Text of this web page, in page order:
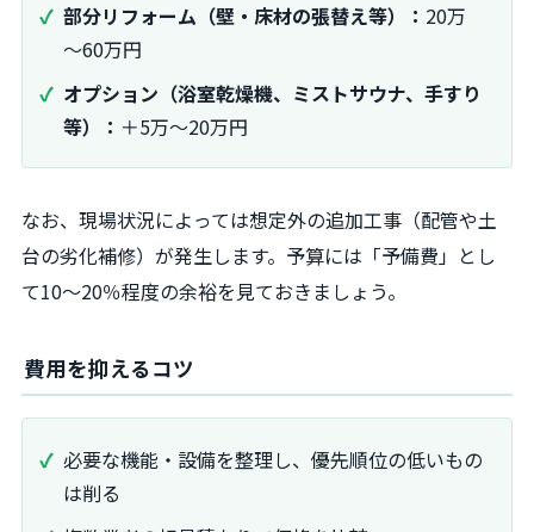
部分リフォーム（壁・床材の張替え等）： 20万
～60万円
オプション（浴室乾燥機、ミストサウナ、手すり
等）： ＋5万～20万円
なお、現場状況によっては想定外の追加工事（配管や土
台の劣化補修）が発生します。予算には「予備費」とし
て10～20％程度の余裕を見ておきましょう。
費用を抑えるコツ
必要な機能・設備を整理し、優先順位の低いもの
は削る